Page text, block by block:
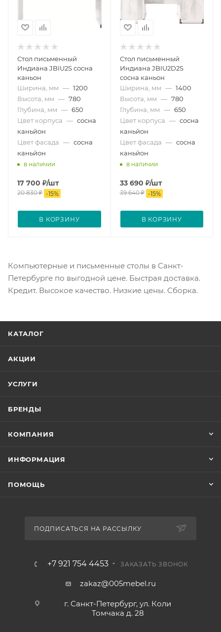
Стол письменный
Индиана JBIU2S сосна
каньон
Ширина, мм — 1200
Высота, мм — 780
Глубина, мм — 650
Цвет корпуса — сосна
каньйон
Цвет фасада — сосна
каньйон
в наличии
17 700 ₽/шт
20 830₽ -15%
В КОРЗИНУ
Стол письменный
Индиана JBIU2D2S
сосна каньон
Ширина, мм — 1400
Высота, мм — 780
Глубина, мм — 650
Цвет корпуса — сосна
каньйон
Цвет фасада — сосна
каньйон
в наличии
33 690 ₽/шт
39 640₽ -15%
В КОРЗИНУ
Компьютерные и письменные столы в Санкт-
Петербурге по выгодной цене. Быстрая доставка.
Кредит. Высокое качество. Низкие цены. Сборка.
КАТАЛОГ
АКЦИИ
УСЛУГИ
БРЕНДЫ
КОМПАНИЯ
ИНФОРМАЦИЯ
ПОМОЩЬ
ПОДПИСАТЬСЯ НА РАССЫЛКУ
+7 921 754 4453 ЗАКАЗАТЬ ЗВОНОК
zakaz@005mebel.ru
г. Санкт-Петербург, ул. Коли
Томчака д. 28